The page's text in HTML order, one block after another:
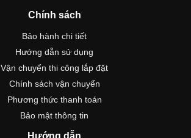
Chính sách
Bảo hành chi tiết
Hướng dẫn sử dụng
Vận chuyển thi công lắp đặt
Chính sách vận chuyển
Phương thức thanh toán
Bảo mật thông tin
Hướng dẫn